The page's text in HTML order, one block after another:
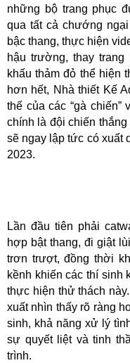
những bộ trang phục
qua tất cả chướng
bậc thang, thực hiện
hậu trường, thay
khấu thảm đỏ thể hiện
hơn hết, Nhà thiết Kế
thế của các “gà
chính là đội chiến
sẽ ngay lập tức có xuất
2023.
Lần đầu tiên phải
hợp bật thang, đi giật
trơn trượt, đồng thời
kềnh khiến các thí sinh
thực hiện thử thách này.
xuất nhìn thấy rõ ràng
sinh, khả năng xử lý
sự quyết liệt và tinh
trình.